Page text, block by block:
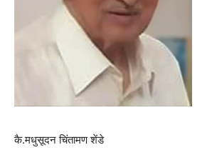
कै.मधुसूदन चिंतामण शेंडे